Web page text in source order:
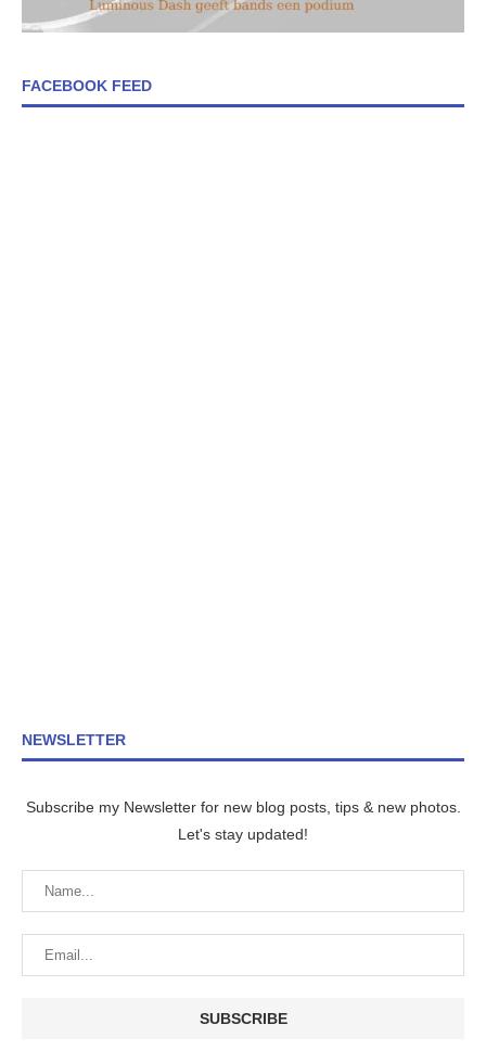
FACEBOOK FEED
NEWSLETTER
Subscribe my Newsletter for new blog posts, tips & new photos.
Let's stay updated!